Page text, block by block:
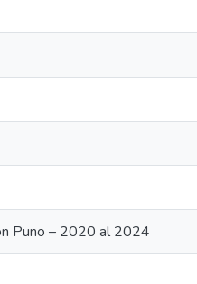
Puno – 2020 al 2024